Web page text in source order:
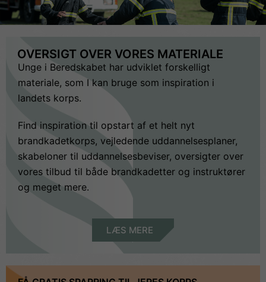
OVERSIGT OVER VORES MATERIALE
Unge i Beredskabet har udviklet forskelligt
materiale, som I kan bruge som inspiration i
landets korps.
Find inspiration til opstart af et helt nyt
brandkadetkorps, vejledende uddannelsesplaner,
skabeloner til uddannelsesbeviser, oversigter over
vores tilbud til både brandkadetter og instruktører
og meget mere.
LÆS MERE